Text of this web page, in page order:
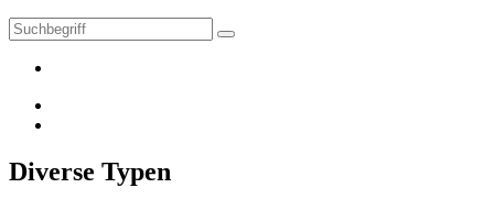
Diverse Typen